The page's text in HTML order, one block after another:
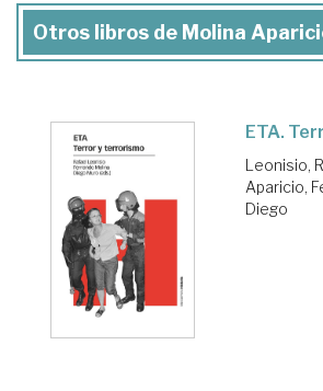
Otros libros de Molina
ETA.
Leonisio,
Aparicio,
Diego